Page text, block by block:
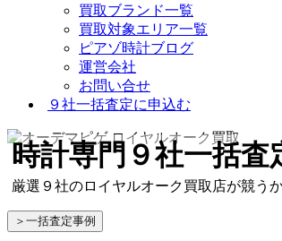
買取ブランド一覧
買取対象エリア一覧
ピアゾ時計ブログ
運営会社
お問い合せ
９社一括査定に申込む
時計専門９社一括査
厳選９社のロイヤルオーク買取店が競う
＞一括査定事例